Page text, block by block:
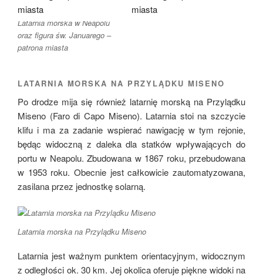
Latarnia morska w Neapolu
oraz figura św. Januarego –
patrona miasta
LATARNIA MORSKA NA PRZYLĄDKU MISENO
Po drodze mija się również latarnię morską na Przylądku
Miseno (Faro di Capo Miseno). Latarnia stoi na szczycie
klifu i ma za zadanie wspierać nawigację w tym rejonie,
będąc widoczną z daleka dla statków wpływających do
portu w Neapolu. Zbudowana w 1867 roku, przebudowana
w 1953 roku. Obecnie jest całkowicie zautomatyzowana,
zasilana przez jednostkę solarną.
Latarnia morska na Przylądku Miseno
Latarnia jest ważnym punktem orientacyjnym, widocznym
z odległości ok. 30 km. Jej okolica oferuje piękne widoki na